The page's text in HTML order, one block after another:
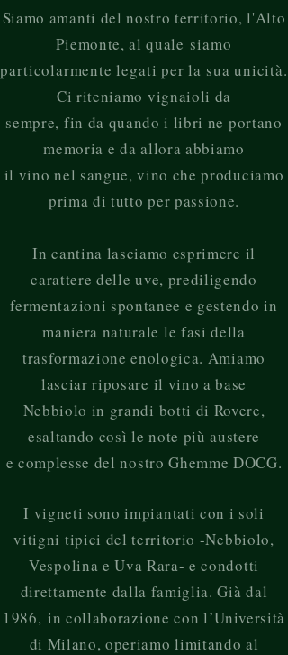
Siamo amanti del nostro territorio, l'Alto
Piemonte, al quale siamo
particolarmente legati per la sua unicità.
Ci riteniamo vignaioli da
sempre, fin da quando i libri ne portano
memoria e da allora abbiamo
il vino nel sangue, vino che produciamo
prima di tutto per passione.
In cantina lasciamo esprimere il
carattere delle uve, prediligendo
fermentazioni spontanee e gestendo in
maniera naturale le fasi della
trasformazione enologica. Amiamo
lasciar riposare il vino a base
Nebbiolo in grandi botti di Rovere,
esaltando così le note più austere
e complesse del nostro Ghemme DOCG.
I vigneti sono impiantati con i soli
vitigni tipici del territorio -Nebbiolo,
Vespolina e Uva Rara- e condotti
direttamente dalla famiglia. Già dal
1986, in collaborazione con l’Università
di Milano, operiamo limitando al